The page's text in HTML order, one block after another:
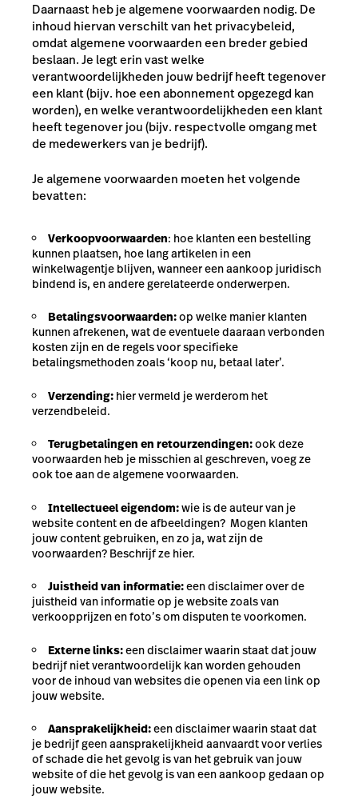
Daarnaast heb je algemene voorwaarden nodig. De
inhoud hiervan verschilt van het privacybeleid,
omdat algemene voorwaarden een breder gebied
beslaan. Je legt erin vast welke
verantwoordelijkheden jouw bedrijf heeft tegenover
een klant (bijv. hoe een abonnement opgezegd kan
worden), en welke verantwoordelijkheden een klant
heeft tegenover jou (bijv. respectvolle omgang met
de medewerkers van je bedrijf).
Je algemene voorwaarden moeten het volgende
bevatten:
Verkoopvoorwaarden: hoe klanten een bestelling
kunnen plaatsen, hoe lang artikelen in een
winkelwagentje blijven, wanneer een aankoop juridisch
bindend is, en andere gerelateerde onderwerpen.
Betalingsvoorwaarden:op welke manier klanten
kunnen afrekenen, wat de eventuele daaraan verbonden
kosten zijn en de regels voor specifieke
betalingsmethoden zoals ‘koop nu, betaal later’.
Verzending: hier vermeld je werderom het
verzendbeleid.
Terugbetalingen en retourzendingen:ook deze
voorwaarden heb je misschien al geschreven, voeg ze
ook toe aan de algemene voorwaarden.
Intellectueel eigendom:wie is de auteur van je
website content en de afbeeldingen? Mogen klanten
jouw content gebruiken, en zo ja, wat zijn de
voorwaarden? Beschrijf ze hier.
Juistheid van informatie:een disclaimer over de
juistheid van informatie op je website zoals van
verkoopprijzen en foto’s om disputen te voorkomen.
Externe links:een disclaimer waarin staat dat jouw
bedrijf niet verantwoordelijk kan worden gehouden
voor de inhoud van websites die openen via een link op
jouw website.
Aansprakelijkheid:een disclaimer waarin staat dat
je bedrijf geen aansprakelijkheid aanvaardt voor verlies
of schade die het gevolg is van het gebruik van jouw
website of die het gevolg is van een aankoop gedaan op
jouw website.